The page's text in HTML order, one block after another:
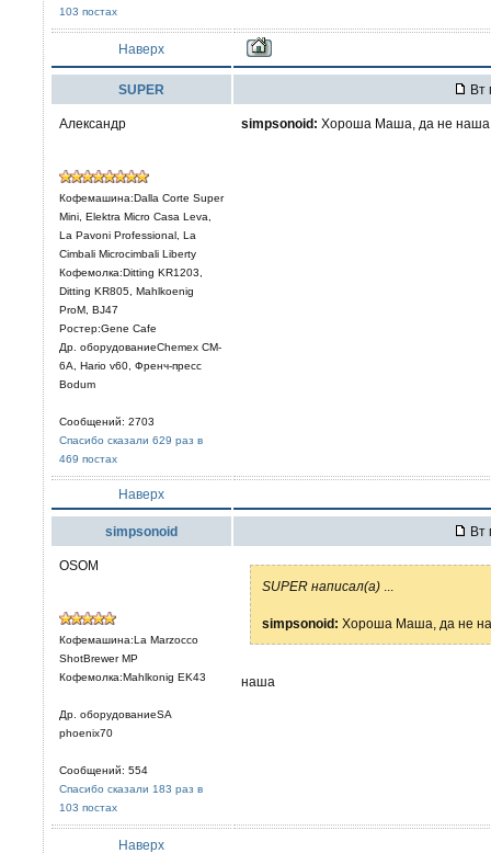
103 постах
Наверх
SUPER Вт
Александр
Кофемашина:Dalla Corte Super
Mini, Elektra Micro Casa Leva,
La Pavoni Professional, La
Cimbali Microcimbali Liberty
Кофемолка:Ditting KR1203,
Ditting KR805, Mahlkoenig
ProM, BJ47
Ростер:Gene Cafe
Др. оборудованиеChemex CM-
6A, Hario v60, Френч-пресс
Bodum
Сообщений: 2703
Спасибо сказали 629 раз в
469 постах
simpsonoid: Хороша Маша, да не
Наверх
simpsonoid Вт
OSOM
Кофемашина:La Marzocco
ShotBrewer MP
Кофемолка:Mahlkonig EK43
Др. оборудованиеSA
phoenix70
Сообщений: 554
Спасибо сказали 183 раз в
103 постах
SUPER написал(а)
simpsonoid: Хороша Маша, да не
наша
Наверх